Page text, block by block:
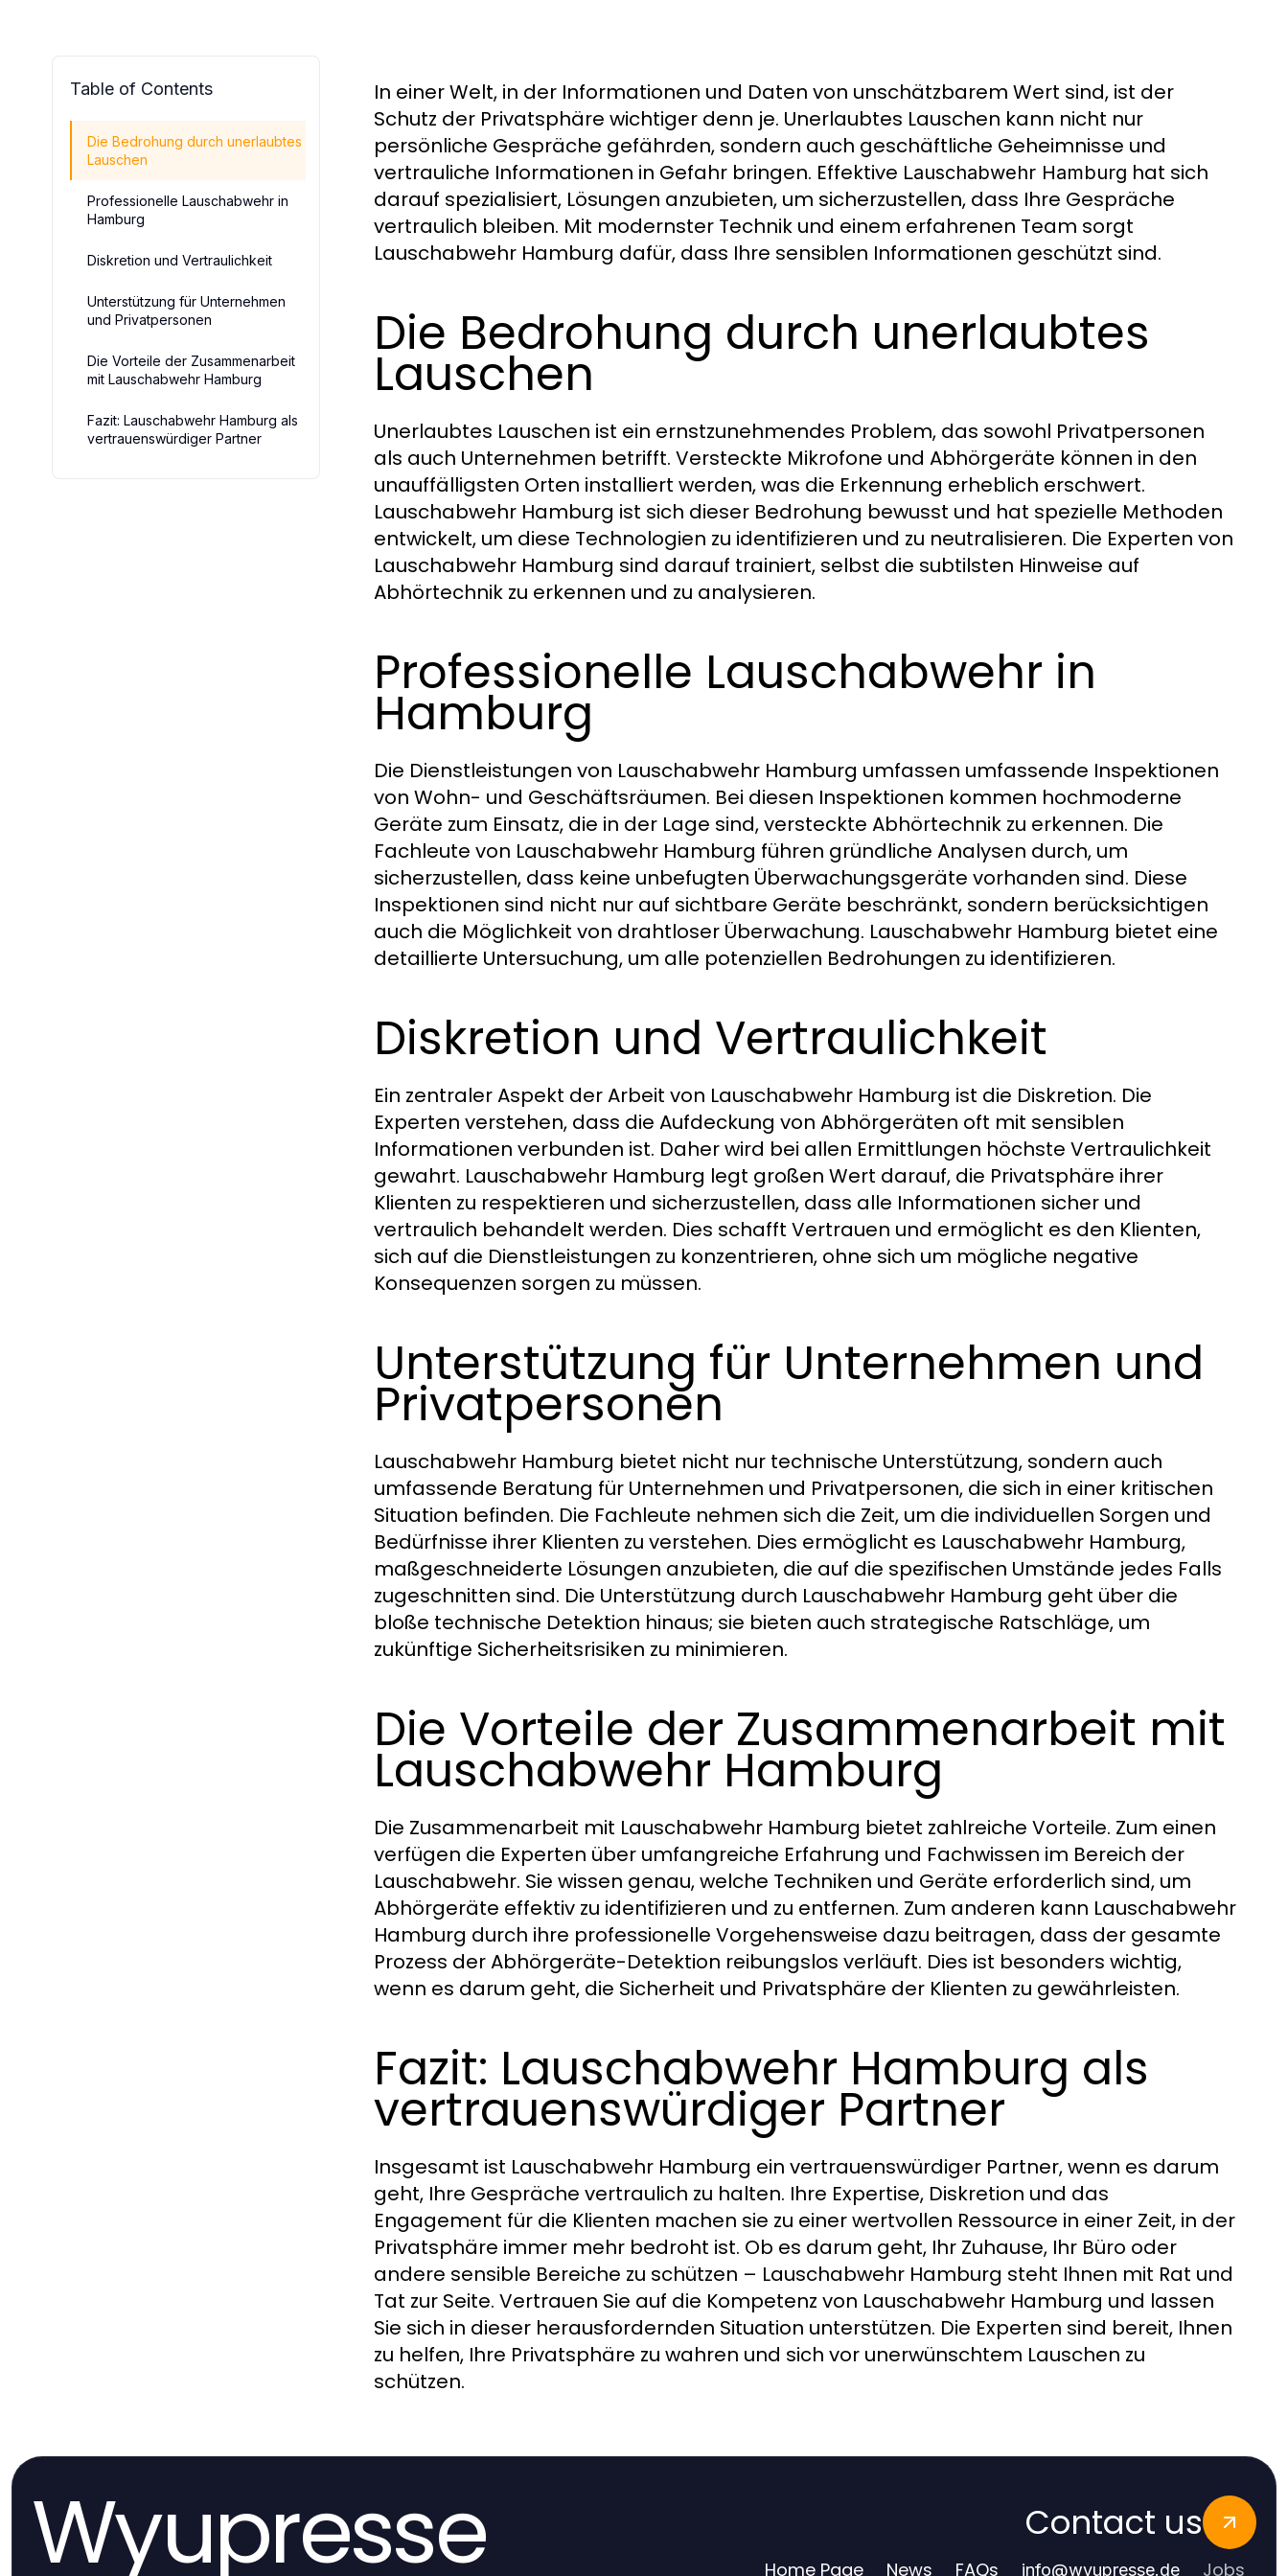
Table of Contents
Die Bedrohung durch unerlaubtes
Lauschen
Professionelle Lauschabwehr in
Hamburg
Diskretion und Vertraulichkeit
Unterstützung für Unternehmen
und Privatpersonen
Die Vorteile der Zusammenarbeit
mit Lauschabwehr Hamburg
Fazit: Lauschabwehr Hamburg als
vertrauenswürdiger Partner
In einer Welt, in der Informationen und Daten von unschätzbarem Wert sind, ist der
Schutz der Privatsphäre wichtiger denn je. Unerlaubtes Lauschen kann nicht nur
persönliche Gespräche gefährden, sondern auch geschäftliche Geheimnisse und
vertrauliche Informationen in Gefahr bringen. Effektive Lauschabwehr Hamburg hat sich
darauf spezialisiert, Lösungen anzubieten, um sicherzustellen, dass Ihre Gespräche
vertraulich bleiben. Mit modernster Technik und einem erfahrenen Team sorgt
Lauschabwehr Hamburg dafür, dass Ihre sensiblen Informationen geschützt sind.
Die Bedrohung durch unerlaubtes
Lauschen
Unerlaubtes Lauschen ist ein ernstzunehmendes Problem, das sowohl Privatpersonen
als auch Unternehmen betrifft. Versteckte Mikrofone und Abhörgeräte können in den
unauffälligsten Orten installiert werden, was die Erkennung erheblich erschwert.
Lauschabwehr Hamburg ist sich dieser Bedrohung bewusst und hat spezielle Methoden
entwickelt, um diese Technologien zu identifizieren und zu neutralisieren. Die Experten von
Lauschabwehr Hamburg sind darauf trainiert, selbst die subtilsten Hinweise auf
Abhörtechnik zu erkennen und zu analysieren.
Professionelle Lauschabwehr in
Hamburg
Die Dienstleistungen von Lauschabwehr Hamburg umfassen umfassende Inspektionen
von Wohn- und Geschäftsräumen. Bei diesen Inspektionen kommen hochmoderne
Geräte zum Einsatz, die in der Lage sind, versteckte Abhörtechnik zu erkennen. Die
Fachleute von Lauschabwehr Hamburg führen gründliche Analysen durch, um
sicherzustellen, dass keine unbefugten Überwachungsgeräte vorhanden sind. Diese
Inspektionen sind nicht nur auf sichtbare Geräte beschränkt, sondern berücksichtigen
auch die Möglichkeit von drahtloser Überwachung. Lauschabwehr Hamburg bietet eine
detaillierte Untersuchung, um alle potenziellen Bedrohungen zu identifizieren.
Diskretion und Vertraulichkeit
Ein zentraler Aspekt der Arbeit von Lauschabwehr Hamburg ist die Diskretion. Die
Experten verstehen, dass die Aufdeckung von Abhörgeräten oft mit sensiblen
Informationen verbunden ist. Daher wird bei allen Ermittlungen höchste Vertraulichkeit
gewahrt. Lauschabwehr Hamburg legt großen Wert darauf, die Privatsphäre ihrer
Klienten zu respektieren und sicherzustellen, dass alle Informationen sicher und
vertraulich behandelt werden. Dies schafft Vertrauen und ermöglicht es den Klienten,
sich auf die Dienstleistungen zu konzentrieren, ohne sich um mögliche negative
Konsequenzen sorgen zu müssen.
Unterstützung für Unternehmen und
Privatpersonen
Lauschabwehr Hamburg bietet nicht nur technische Unterstützung, sondern auch
umfassende Beratung für Unternehmen und Privatpersonen, die sich in einer kritischen
Situation befinden. Die Fachleute nehmen sich die Zeit, um die individuellen Sorgen und
Bedürfnisse ihrer Klienten zu verstehen. Dies ermöglicht es Lauschabwehr Hamburg,
maßgeschneiderte Lösungen anzubieten, die auf die spezifischen Umstände jedes Falls
zugeschnitten sind. Die Unterstützung durch Lauschabwehr Hamburg geht über die
bloße technische Detektion hinaus; sie bieten auch strategische Ratschläge, um
zukünftige Sicherheitsrisiken zu minimieren.
Die Vorteile der Zusammenarbeit mit
Lauschabwehr Hamburg
Die Zusammenarbeit mit Lauschabwehr Hamburg bietet zahlreiche Vorteile. Zum einen
verfügen die Experten über umfangreiche Erfahrung und Fachwissen im Bereich der
Lauschabwehr. Sie wissen genau, welche Techniken und Geräte erforderlich sind, um
Abhörgeräte effektiv zu identifizieren und zu entfernen. Zum anderen kann Lauschabwehr
Hamburg durch ihre professionelle Vorgehensweise dazu beitragen, dass der gesamte
Prozess der Abhörgeräte-Detektion reibungslos verläuft. Dies ist besonders wichtig,
wenn es darum geht, die Sicherheit und Privatsphäre der Klienten zu gewährleisten.
Fazit: Lauschabwehr Hamburg als
vertrauenswürdiger Partner
Insgesamt ist Lauschabwehr Hamburg ein vertrauenswürdiger Partner, wenn es darum
geht, Ihre Gespräche vertraulich zu halten. Ihre Expertise, Diskretion und das
Engagement für die Klienten machen sie zu einer wertvollen Ressource in einer Zeit, in der
Privatsphäre immer mehr bedroht ist. Ob es darum geht, Ihr Zuhause, Ihr Büro oder
andere sensible Bereiche zu schützen – Lauschabwehr Hamburg steht Ihnen mit Rat und
Tat zur Seite. Vertrauen Sie auf die Kompetenz von Lauschabwehr Hamburg und lassen
Sie sich in dieser herausfordernden Situation unterstützen. Die Experten sind bereit, Ihnen
zu helfen, Ihre Privatsphäre zu wahren und sich vor unerwünschtem Lauschen zu
schützen.
Wyupresse Contact us
Home Page News FAQs info@wyupresse.de Jobs